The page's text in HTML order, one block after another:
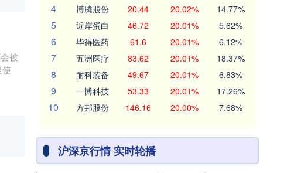
被
4 博腾股份 20.44 20.02% 14.77%
5 近岸蛋白 46.72 20.01% 5.62%
6 毕得医药 61.6 20.01% 6.12%
7 五洲医疗 83.62 20.01% 18.37%
8 耐科装备 49.67 20.01% 6.83%
9 一博科技 53.33 20.01% 17.26%
10 方邦股份 146.16 20.00% 7.68%
沪深京行情 实时轮播